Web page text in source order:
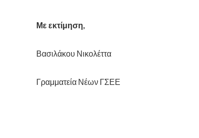
Με εκτίμηση,
Βασιλάκου Νικολέττα
Γραμματεία Νέων ΓΣΕΕ